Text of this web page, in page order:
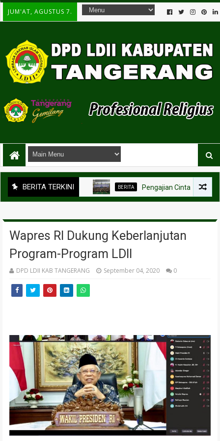
JUM'AT, AGUSTUS 7.
BERITA TERKINI BERITA Pengajian Cinta Alam Indonesia
Wapres RI Dukung Keberlanjutan
Program-Program LDII
DPD LDII KAB TANGERANG September 04, 2020 0